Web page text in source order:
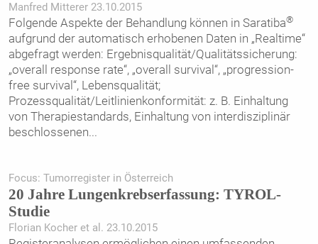
Manfred Mitterer 23.10.2015
Folgende Aspekte der Behandlung können in Saratiba®
aufgrund der automatisch erhobenen Daten in „Realtime“
abgefragt werden: Ergebnisqualität/Qualitätssicherung:
„overall response rate“, „overall survival“, „progression-
free survival“, Lebensqualität;
Prozessqualität/Leitlinienkonformität: z. B. Einhaltung
von Therapiestandards, Einhaltung von interdisziplinär
beschlossenen...
Focus: Tumorregister in Österreich
20 Jahre Lungenkrebserfassung: TYROL-
Studie
Florian Kocher et al. 23.10.2015